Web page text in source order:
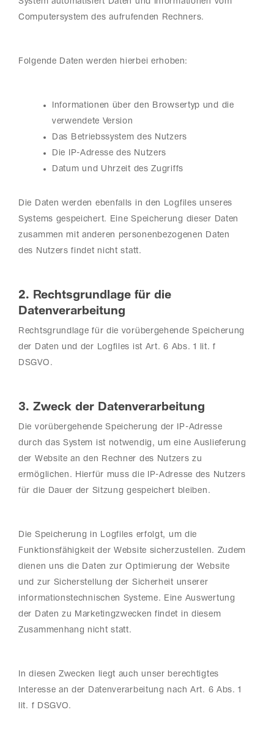
Computersystem des aufrufenden Rechners.
Folgende Daten werden hierbei erhoben:
Informationen über den Browsertyp und die
verwendete Version
Das Betriebssystem des Nutzers
Die IP-Adresse des Nutzers
Datum und Uhrzeit des Zugriffs
Die Daten werden ebenfalls in den Logfiles unseres
Systems gespeichert. Eine Speicherung dieser Daten
zusammen mit anderen personenbezogenen Daten
des Nutzers findet nicht statt.
2. Rechtsgrundlage für die
Datenverarbeitung
Rechtsgrundlage für die vorübergehende Speicherung
der Daten und der Logfiles ist Art. 6 Abs. 1 lit. f
DSGVO.
3. Zweck der Datenverarbeitung
Die vorübergehende Speicherung der IP-Adresse
durch das System ist notwendig, um eine Auslieferung
der Website an den Rechner des Nutzers zu
ermöglichen. Hierfür muss die IP-Adresse des Nutzers
für die Dauer der Sitzung gespeichert bleiben.
Die Speicherung in Logfiles erfolgt, um die
Funktionsfähigkeit der Website sicherzustellen. Zudem
dienen uns die Daten zur Optimierung der Website
und zur Sicherstellung der Sicherheit unserer
informationstechnischen Systeme. Eine Auswertung
der Daten zu Marketingzwecken findet in diesem
Zusammenhang nicht statt.
In diesen Zwecken liegt auch unser berechtigtes
Interesse an der Datenverarbeitung nach Art. 6 Abs. 1
lit. f DSGVO.